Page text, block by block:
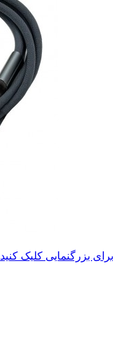
برای بزرگنمایی کلیک کنید